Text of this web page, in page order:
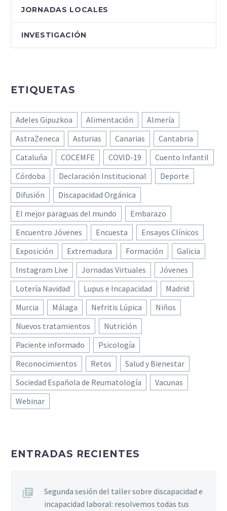
JORNADAS LOCALES
INVESTIGACIÓN
ETIQUETAS
Adeles Gipuzkoa Alimentación
Almería
AstraZeneca
Asturias Canarias
Cantabria
Cataluña
COCEMFE COVID-19
Cuento Infantil
Córdoba
Declaración Institucional
Deporte
Difusión
Discapacidad Orgánica
El mejor paraguas del mundo
Embarazo
Encuentro Jóvenes
Encuesta
Ensayos Clínicos
Exposición
Extremadura Formación
Galicia
Instagram Live
Jornadas Virtuales
Jóvenes
Lotería Navidad
Lupus e Incapacidad
Madrid
Murcia
Málaga Nefritis Lúpica
Niños
Nuevos tratamientos
Nutrición
Paciente informado
Psicología
Reconocimientos
Retos
Salud y Bienestar
Sociedad Española de Reumatología
Vacunas
Webinar
ENTRADAS RECIENTES
Segunda sesión del taller sobre discapacidad e
incapacidad laboral: resolvemos todas tus